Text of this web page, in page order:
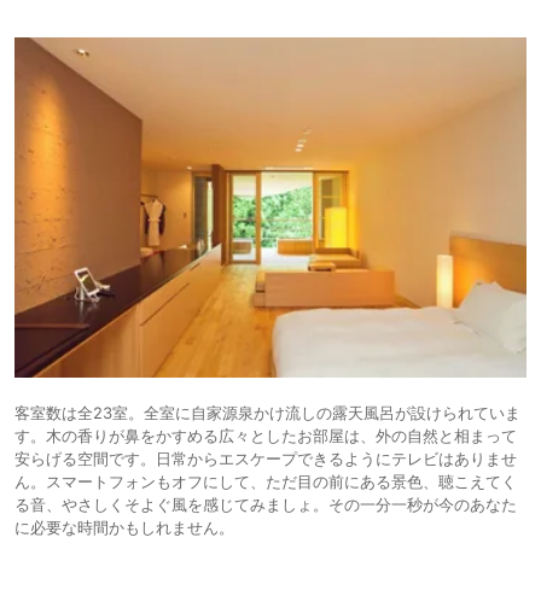
客室数は全23室。全室に自家源泉かけ流しの露天風呂が設けられていま
す。木の香りが鼻をかすめる広々としたお部屋は、外の自然と相まって
安らげる空間です。日常からエスケープできるようにテレビはありませ
ん。スマートフォンもオフにして、ただ目の前にある景色、聴こえてく
る音、やさしくそよぐ風を感じてみましょ。その一分一秒が今のあなた
に必要な時間かもしれません。